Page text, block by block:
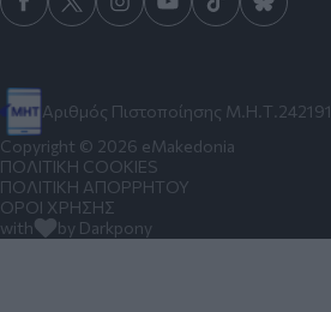
Αριθμός Πιστοποίησης Μ.Η.Τ.242191
Copyright © 2026 eMakedonia
ΠΟΛΙΤΙΚΗ COOKIES
ΠΟΛΙΤΙΚΗ ΑΠΟΡΡΗΤΟΥ
ΟΡΟΙ ΧΡΗΣΗΣ
with
by Darkpony